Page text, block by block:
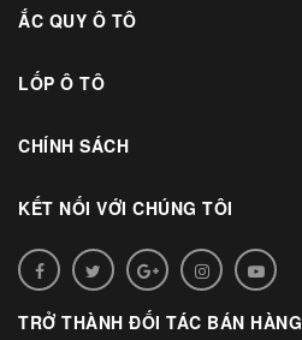
ẮC QUY Ô TÔ
LỐP Ô TÔ
CHÍNH SÁCH
KẾT NỐI VỚI CHÚNG TÔI
TRỞ THÀNH ĐỐI TÁC BÁN HÀNG